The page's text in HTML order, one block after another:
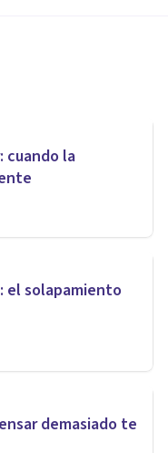
cuando la
el solapamiento
demasiado te